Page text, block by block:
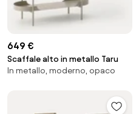
649 €
Scaffale alto in metallo Taru
In metallo, moderno, opaco